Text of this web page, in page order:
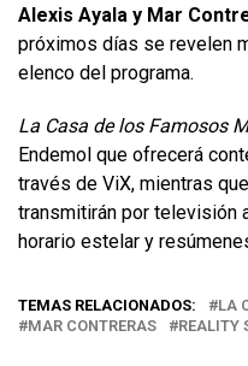
Alexis Ayala y Mar
próximos días se revelen
elenco del programa.
La Casa de los Famosos
Endemol que ofrecerá
través de ViX, mientras
transmitirán por televisión
horario estelar y
TEMAS RELACIONADOS:
LA
MAR CONTRERAS
REALITY